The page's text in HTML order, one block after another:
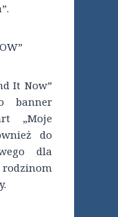
It Now”
banner
„Moje
do
dla